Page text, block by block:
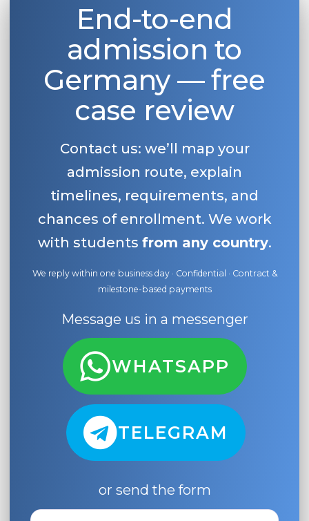
End-to-end
admission to
Germany — free
case review
Contact us: we’ll map your
admission route, explain
timelines, requirements, and
chances of enrollment. We work
with students from any country.
We reply within one business day · Confidential · Contract &
milestone-based payments
Message us in a messenger
WHATSAPP
TELEGRAM
or send the form